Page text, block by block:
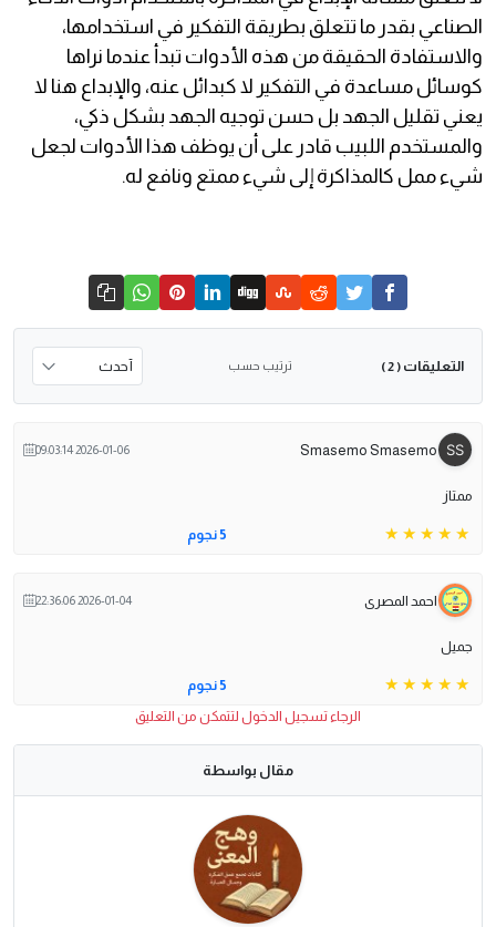
الصناعي بقدر ما تتعلق بطريقة التفكير في استخدامها،
والاستفادة الحقيقة من هذه الأدوات تبدأ عندما نراها
كوسائل مساعدة في التفكير لا كبدائل عنه، والإبداع هنا لا
يعني تقليل الجهد بل حسن توجيه الجهد بشكل ذكي،
والمستخدم اللبيب قادر على أن يوظف هذا الأدوات لجعل
شيء ممل كالمذاكرة إلى شيء ممتع ونافع له.
التعليقات ( 2 ) ترتيب حسب
Smasemo Smasemo
2026-01-06 09:03:14
ممتاز
5 نجوم
احمد المصرى 2026-01-04 22:36:06
جميل
5 نجوم
الرجاء تسجيل الدخول لتتمكن من التعليق
مقال بواسطة